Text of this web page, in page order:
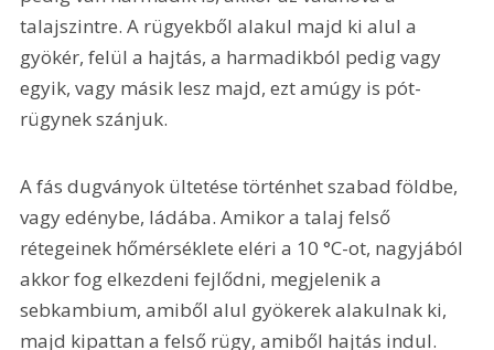
talajszintre. A rügyekből alakul majd ki alul a
gyökér, felül a hajtás, a harmadikból pedig vagy
egyik, vagy másik lesz majd, ezt amúgy is pót-
rügynek szánjuk.
A fás dugványok ültetése történhet szabad földbe,
vagy edénybe, ládába. Amikor a talaj felső
rétegeinek hőmérséklete eléri a 10 °C-ot, nagyjából
akkor fog elkezdeni fejlődni, megjelenik a
sebkambium, amiből alul gyökerek alakulnak ki,
majd kipattan a felső rügy, amiből hajtás indul.